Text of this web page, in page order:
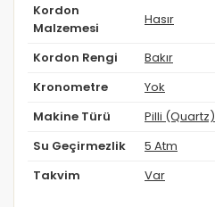
Kordon
Malzemesi
Hasır
Kordon Rengi Bakır
Kronometre Yok
Makine Türü Pilli (Quartz)
Su Geçirmezlik 5 Atm
Takvim Var